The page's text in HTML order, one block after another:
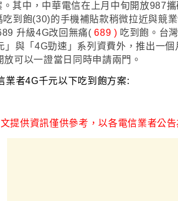
。其中，中華電信在上月中旬開放987
到飽(30)的手機補貼款稍微拉近與競
升級4G改回無痛(689 ) 吃到飽 。台
」與「4G勁速」系列資費外，推出一個
放可以一證當日同時申請兩門。
業者4G千元以下吃到飽方案:
提供資訊僅供參考 ，以各電信業者公